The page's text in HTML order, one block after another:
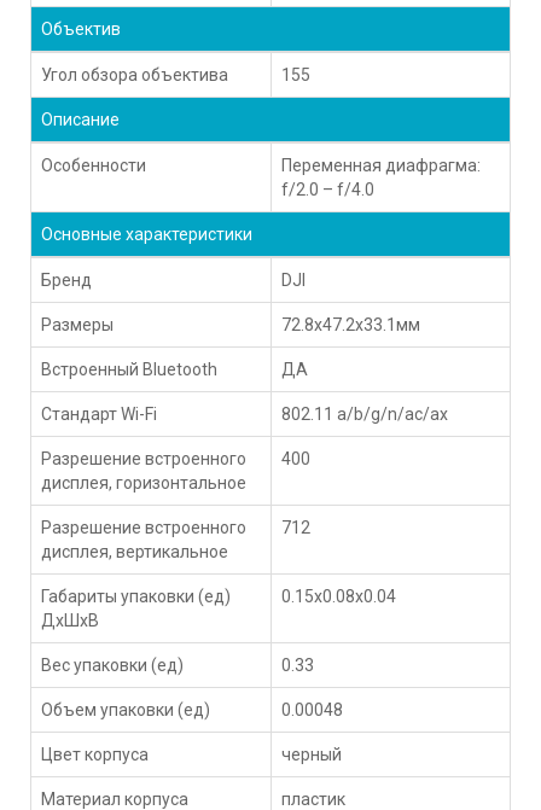
Объектив
Угол обзора объектива 155
Описание
Особенности
Переменная диафрагма:
f/2.0 – f/4.0
Основные характеристики
Бренд DJI
Размеры 72.8x47.2x33.1мм
Встроенный Bluetooth ДА
Стандарт Wi-Fi 802.11 a/b/g/n/ac/ax
Разрешение встроенного
дисплея, горизонтальное
400
Разрешение встроенного
дисплея, вертикальное
712
Габариты упаковки (ед)
ДхШхВ
0.15x0.08x0.04
Вес упаковки (ед) 0.33
Объем упаковки (ед) 0.00048
Цвет корпуса черный
Материал корпуса пластик